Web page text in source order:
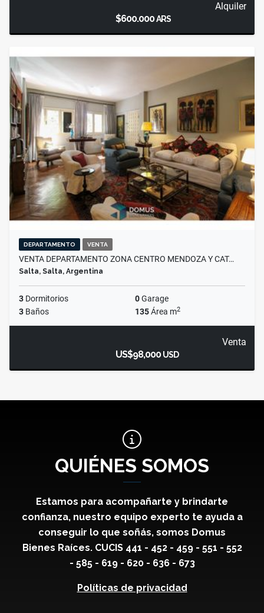
Alquiler
$600.000ARS
DEPARTAMENTO VENTA
VENTA DEPARTAMENTO ZONA CENTRO MENDOZA Y CAT…
Salta, Salta, Argentina
3 Dormitorios 0Garage
3 Baños 135Área m2
Venta
US$98,000USD
QUIÉNES SOMOS
Estamos para acompañarte y brindarte
confianza, nuestro equipo experto te ayuda a
conseguir lo que soñás, somos Domus
Bienes Raíces. CUCIS 441 - 452 - 459 - 551 - 552
- 585 - 619 - 620 - 636 - 673
Políticas de privacidad